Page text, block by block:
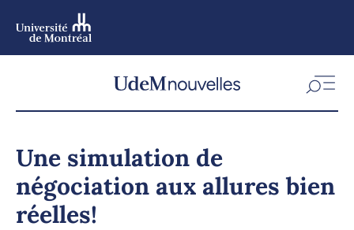
Une simulation de
négociation aux allures bien
réelles!